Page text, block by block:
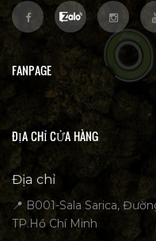
FANPAGE
ĐỊA CHỈ CỬA HÀNG
Địa chỉ
📍 B001-Sala Sarica,
TP.Hồ Chí Minh